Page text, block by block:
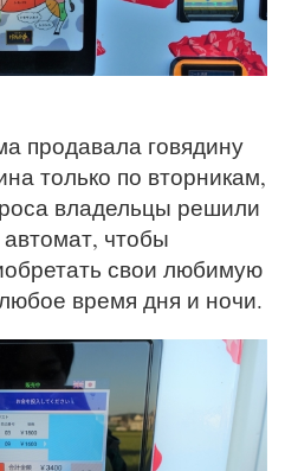
продавала говядину
только по вторникам,
владельцы решили
чтобы
свои любимую
время дня и ночи.